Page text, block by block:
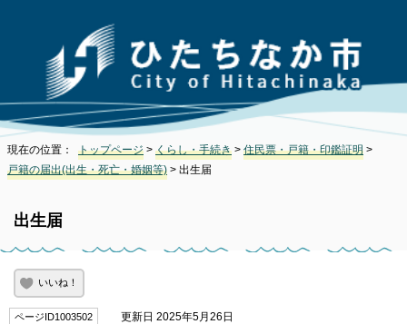
現在の位置： トップページ > くらし・手続き > 住民票・戸籍・印鑑証明 >
戸籍の届出(出生・死亡・婚姻等) > 出生届
出生届
いいね！
ページID1003502 更新日 2025年5月26日